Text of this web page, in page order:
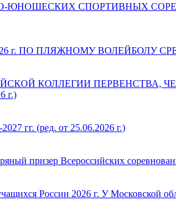
ЮНОШЕСКИХ СПОРТИВНЫХ
г. ПО ПЛЯЖНОМУ ВОЛЕЙБОЛУ
КОЛЛЕГИИ
г.)
(ред. от 25.06.2026 г.)
призер Всероссийских
России 2026 г. У Московской